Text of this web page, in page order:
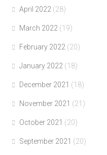
April 2022 (28)
March 2022 (19)
February 2022 (20)
January 2022 (18)
December 2021 (18)
November 2021 (21)
October 2021 (20)
September 2021 (20)